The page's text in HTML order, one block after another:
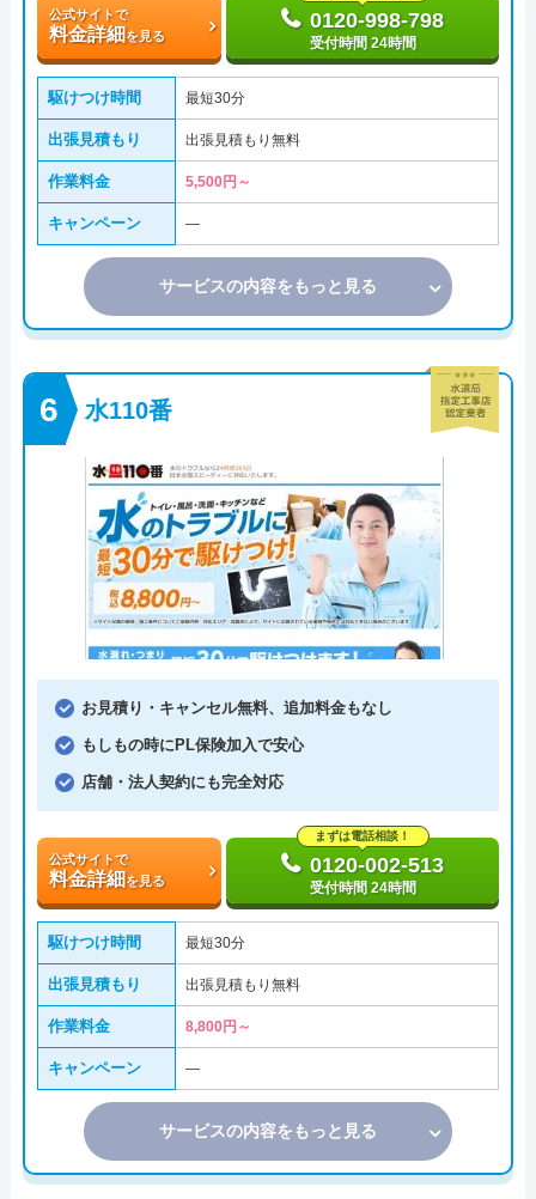
公式サイトで
料金詳細を見る
0120-998-798
受付時間 24時間
駆けつけ時間 最短30分
出張見積もり 出張見積もり無料
作業料金 5,500円～
キャンペーン ―
サービスの内容をもっと見る
水110番
お見積り・キャンセル無料、追加料金もなし
もしもの時にPL保険加入で安心
店舗・法人契約にも完全対応
公式サイトで
料金詳細を見る
まずは電話相談！
0120-002-513
受付時間 24時間
駆けつけ時間 最短30分
出張見積もり 出張見積もり無料
作業料金 8,800円～
キャンペーン ―
サービスの内容をもっと見る